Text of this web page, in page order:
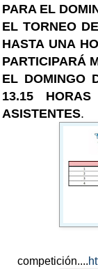
PARA EL
EL TORNEO
HASTA UNA
PARTICIPARÁ
EL DOMINGO
13.15
ASISTENTES.
competición....